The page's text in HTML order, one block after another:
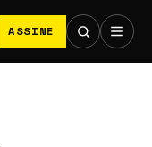
ASSINE